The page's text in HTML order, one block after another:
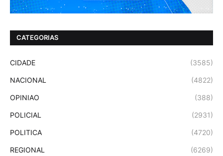
CATEGORIAS
CIDADE (3585)
NACIONAL (4822)
OPINIAO (388)
POLICIAL (2931)
POLITICA (4720)
REGIONAL (6269)